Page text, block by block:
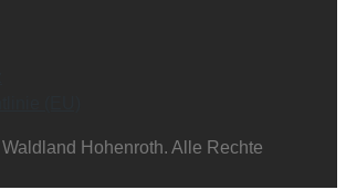
Hohenroth. Alle Rechte